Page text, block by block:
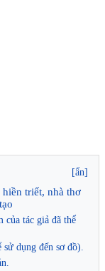
[ẩn]
hiền triết, nhà thơ
của tác giả đã thể
dụng đến sơ đồ).